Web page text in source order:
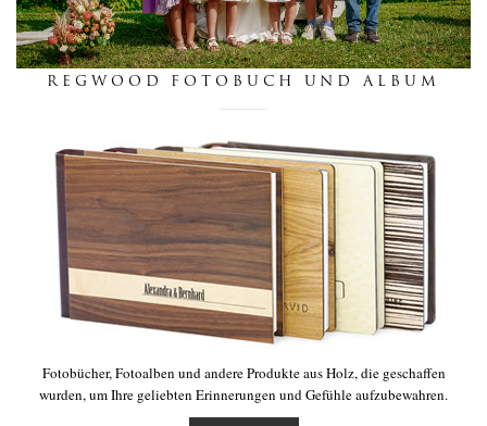
nachrichten
REGWOOD FOTOBUCH UND ALBUM
Fotobücher, Fotoalben und andere Produkte aus Holz, die geschaffen
wurden, um Ihre geliebten Erinnerungen und Gefühle aufzubewahren.